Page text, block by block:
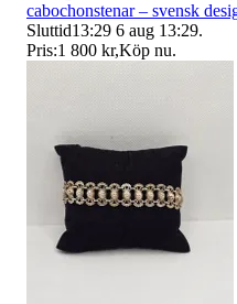
cabochonstenar – svensk
Sluttid13:29 6 aug 13:29.
Pris:1 800 kr,Köp nu.